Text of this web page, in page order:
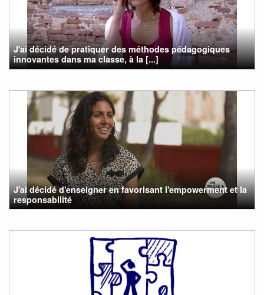
J'ai décidé de pratiquer des méthodes pédagogiques
innovantes dans ma classe, à la [...]
J'ai décidé d'enseigner en favorisant l'empowerment et la
responsabilité